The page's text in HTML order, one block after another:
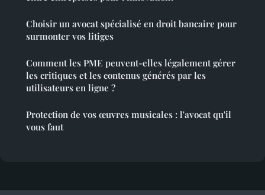
Choisir un avocat spécialisé en droit bancaire pour
surmonter vos litiges
Comment les PME peuvent-elles légalement gérer
les critiques et les contenus générés par les
utilisateurs en ligne ?
Protection de vos œuvres musicales : l'avocat qu'il
vous faut